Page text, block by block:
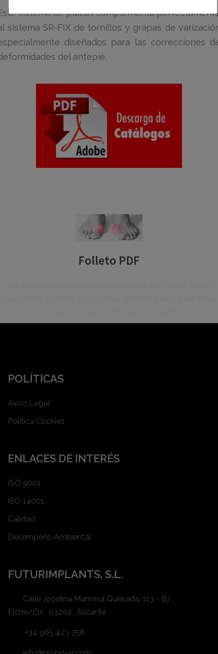
sistema de placas complementa
sistema SR-FIX de tornillos y grapas de
diseñados para las correcciones
del antepié.
Folleto PDF
POLÍTICAS
Aviso Legal
Política Cookies
ENLACES DE INTERÉS
ISO 9001
ISO 14001
Calidad
Desempeño Ambiental
FUTURIMPLANTS, S.L.
Calle Josefina Manresa Quesada, 113 - BJ ,
Elche/Elx , 03202 , Alicante
+34 965 423 758